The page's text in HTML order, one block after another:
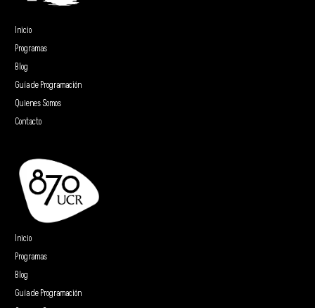
Inicio
Programas
Blog
Guía de Programación
Quienes Somos
Contacto
Inicio
Programas
Blog
Guía de Programación